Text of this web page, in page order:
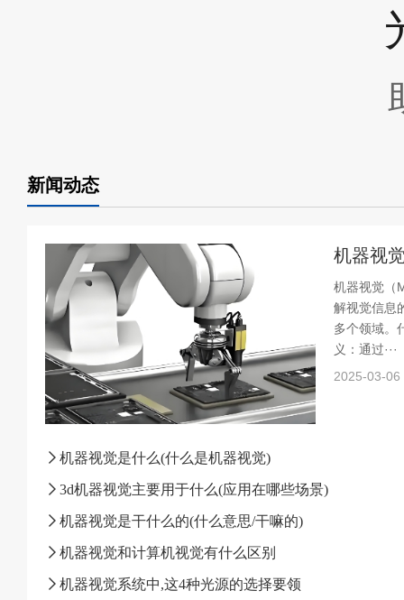
新闻动态
机器视
机器视觉（
解视觉信息
多个领域。
义：通过···
2025-03-06
机器视觉是什么(什么是机器视觉)
3d机器视觉主要用于什么(应用在哪些场景)
机器视觉是干什么的(什么意思/干嘛的)
机器视觉和计算机视觉有什么区别
机器视觉系统中,这4种光源的选择要领